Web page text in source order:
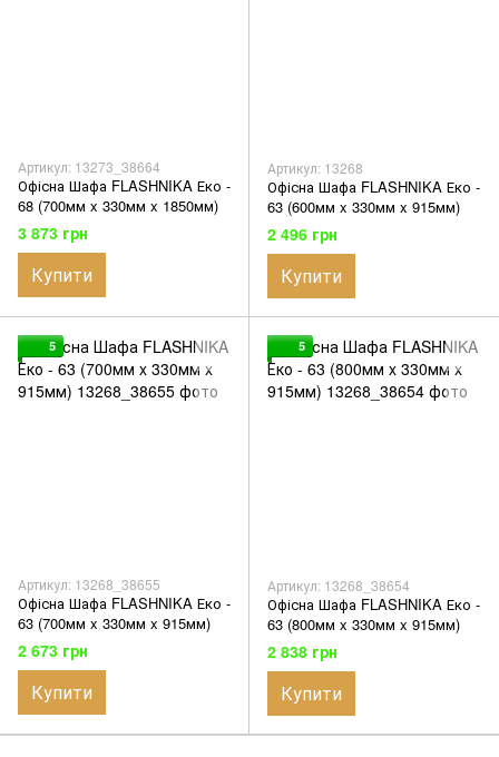
Артикул: 13273_38664
Офісна Шафа FLASHNIKA Еко -
68 (700мм x 330мм x 1850мм)
3 873 грн
Купити
Артикул: 13268
Офісна Шафа FLASHNIKA Еко -
63 (600мм x 330мм x 915мм)
2 496 грн
Купити
5
Артикул: 13268_38655
Офісна Шафа FLASHNIKA Еко -
63 (700мм x 330мм x 915мм)
2 673 грн
Купити
5
Артикул: 13268_38654
Офісна Шафа FLASHNIKA Еко -
63 (800мм x 330мм x 915мм)
2 838 грн
Купити